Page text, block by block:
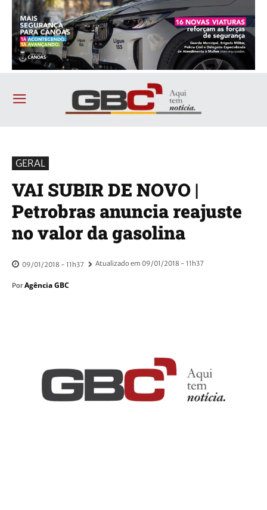
GERAL
VAI SUBIR DE NOVO |
Petrobras anuncia reajuste
no valor da gasolina
09/01/2018 - 11h37 Atualizado em 09/01/2018 - 11h37
Por Agência GBC